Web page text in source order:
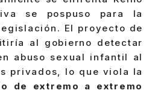
se pospuso para la
El proyecto de
al gobierno detectar
abuso sexual infantil al
privados, lo que viola la
de extremo a extremo